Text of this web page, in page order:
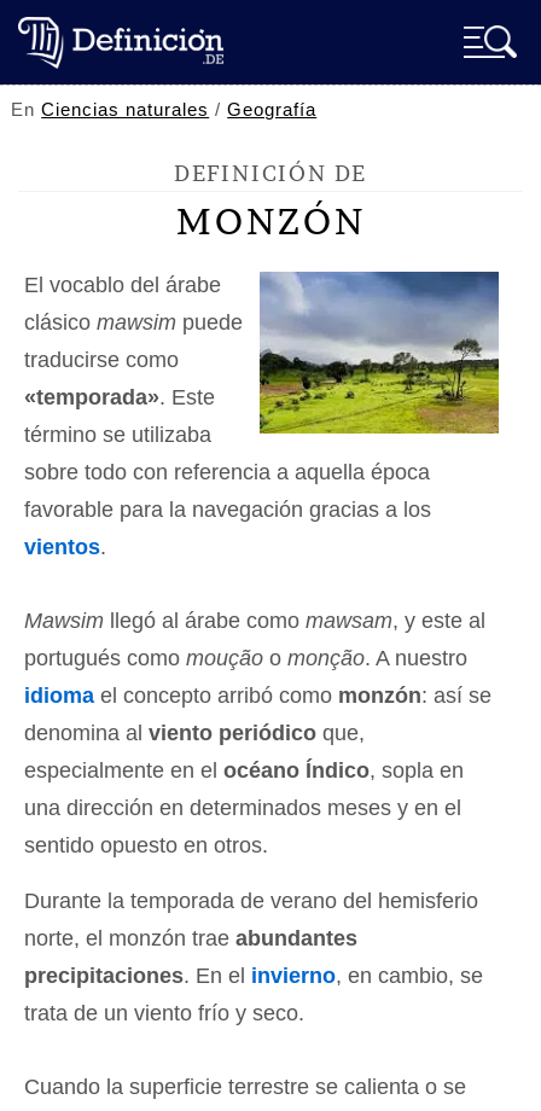
EnCiencias naturales /Geografía
DEFINICIÓN DE
MONZÓN
El vocablo del árabe
clásico mawsim puede
traducirse como
«temporada». Este
término se utilizaba
sobre todo con referencia a aquella época
favorable para la navegación gracias a los
vientos.
Mawsim llegó al árabe como mawsam, y este al
portugués como moução o monção. A nuestro
idioma el concepto arribó como monzón: así se
denomina al viento periódico que,
especialmente en el océano Índico, sopla en
una dirección en determinados meses y en el
sentido opuesto en otros.
Durante la temporada de verano del hemisferio
norte, el monzón trae abundantes
precipitaciones. En el invierno, en cambio, se
trata de un viento frío y seco.
Cuando la superficie terrestre se calienta o se